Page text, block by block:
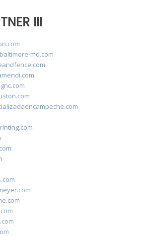
III
md.com